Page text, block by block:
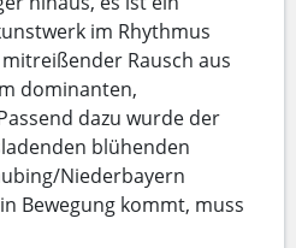
im Rhythmus
Rausch aus
dominanten,
dazu wurde der
blühenden
Niederbayern
Bewegung kommt, muss